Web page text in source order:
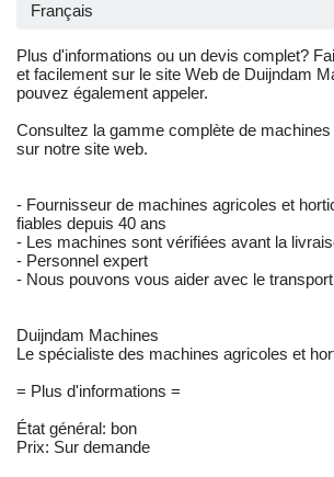
Français
Plus d'informations ou un devis complet?
et facilement sur le site Web de Duijndam
pouvez également appeler.
Consultez la gamme complète de
sur notre site web.
- Fournisseur de machines agricoles et
fiables depuis 40 ans
- Les machines sont vérifiées avant la
- Personnel expert
- Nous pouvons vous aider avec le transport
Duijndam Machines
Le spécialiste des machines agricoles et
= Plus d'informations =
État général: bon
Prix: Sur demande